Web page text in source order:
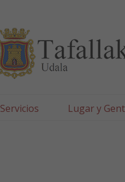
Servicios Lugar y